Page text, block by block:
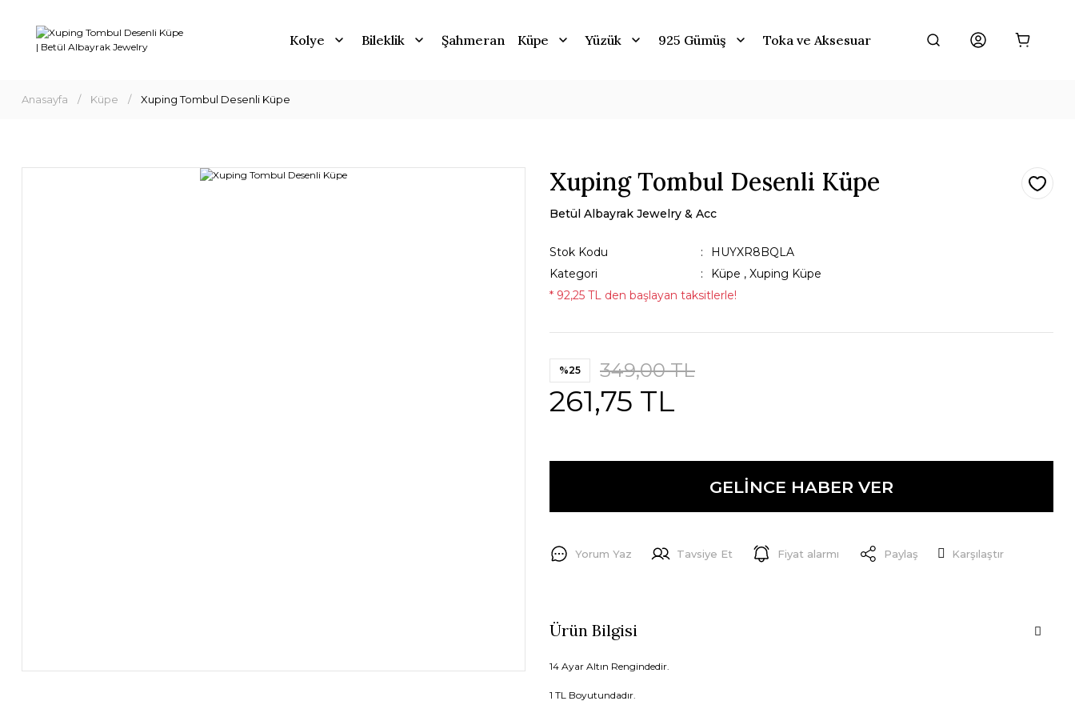
Kolye Bileklik Şahmeran Küpe Yüzük 925 Gümüş Toka ve Aksesuar
Anasayfa Küpe Xuping Tombul Desenli Küpe
Xuping Tombul Desenli Küpe
Betül Albayrak Jewelry & Acc
Stok Kodu
HUYXR8BQLA
Kategori
Küpe , Xuping Küpe
* 92,25 TL den başlayan taksitlerle!
%25 349,00 TL
261,75 TL
GELİNCE HABER VER
Yorum Yaz Tavsiye Et Fiyat alarmı Paylaş Karşılaştır
Ürün Bilgisi
14 Ayar Altın Rengindedir.
1 TL Boyutundadır.